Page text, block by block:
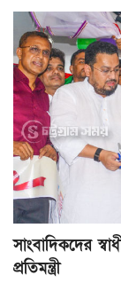
সাংবাদিকদের
প্রতিমন্ত্রী